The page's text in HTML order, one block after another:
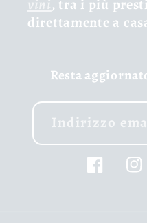
vini, tra i più
direttamente a
Resta
Indirizzo
Facebook